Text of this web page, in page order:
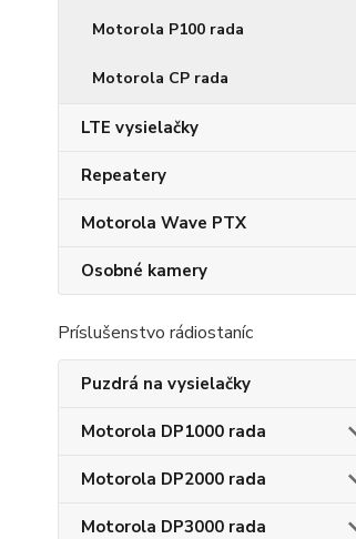
Motorola P100 rada
Motorola CP rada
LTE vysielačky
Repeatery
Motorola Wave PTX
Osobné kamery
Príslušenstvo rádiostaníc
Puzdrá na vysielačky
Motorola DP1000 rada
Motorola DP2000 rada
Motorola DP3000 rada